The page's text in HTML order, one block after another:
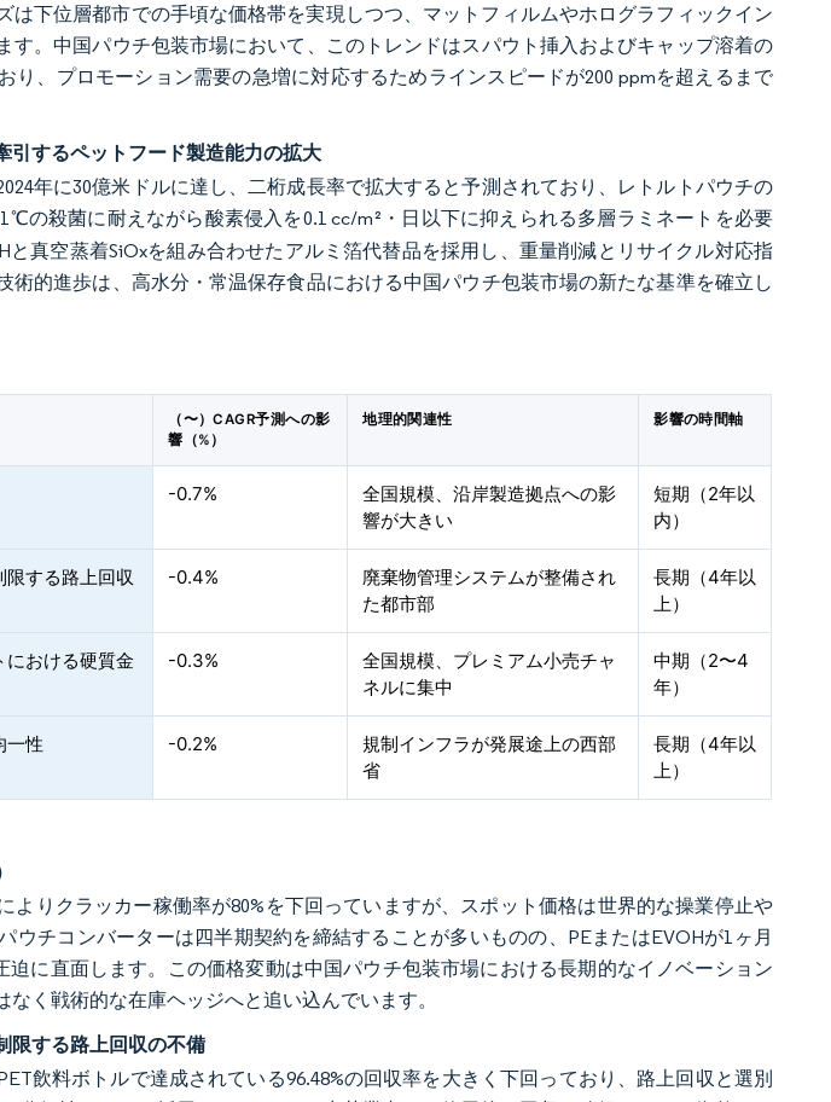
は下位層都市での手頃な価格帯を実現しつつ、マットフィルムやホログラフィックイン
す。中国パウチ包装市場において、このトレンドはスパウト挿入およびキャップ溶着の
り、プロモーション需要の急増に対応するためラインスピードが200 ppmを超えるまで
引するペットフード製造能力の拡大
年に30億米ドルに達し、二桁成長率で拡大すると予測されており、レトルトパウチの
の殺菌に耐えながら酸素侵入を0.1 cc/m²・日以下に抑えられる多層ラミネートを必要
と真空蒸着SiOxを組み合わせたアルミ箔代替品を採用し、重量削減とリサイクル対応指
術的進歩は、高水分・常温保存食品における中国パウチ包装市場の新たな基準を確立し
（〜）CAGR予測への影
響（%）
地理的関連性 影響の時間軸
-0.7%
全国規模、沿岸製造拠点への影
響が大きい
短期（2年以
内）
限する路上回収
-0.4%
廃棄物管理システムが整備され
た都市部
長期（4年以
上）
における硬質金
-0.3%
全国規模、プレミアム小売チャ
ネルに集中
中期（2〜4
年）
一性 -0.2%
規制インフラが発展途上の西部
省
長期（4年以
上）
よりクラッカー稼働率が80%を下回っていますが、スポット価格は世界的な操業停止や
ウチコンバーターは四半期契約を締結することが多いものの、PEまたはEVOHが1ヶ月
迫に直面します。この価格変動は中国パウチ包装市場における長期的なイノベーション
く戦術的な在庫ヘッジへと追い込んでいます。
限する路上回収の不備
飲料ボトルで達成されている96.48%の回収率を大きく下回っており、路上回収と選別